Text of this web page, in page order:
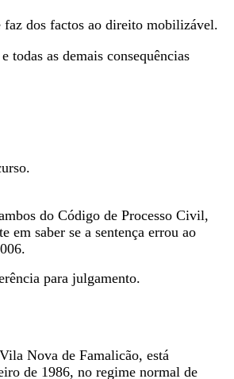
faz dos factos ao direito mobilizável.
todas as demais consequências
do Código de Processo Civil,
em saber se a sentença errou ao
para julgamento.
Nova de Famalicão, está
de 1986, no regime normal de